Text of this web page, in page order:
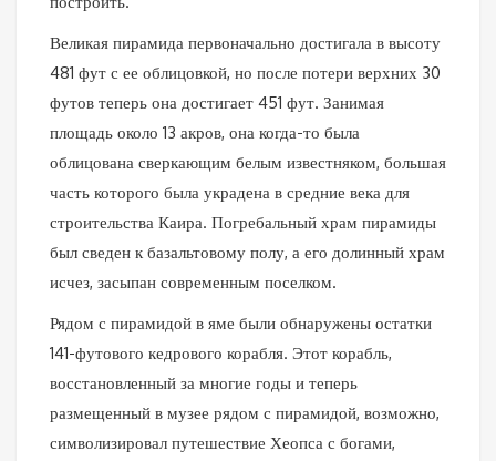
Великая пирамида первоначально достигала в высоту
481 фут с ее облицовкой, но после потери верхних 30
футов теперь она достигает 451 фут. Занимая
площадь около 13 акров, она когда-то была
облицована сверкающим белым известняком, большая
часть которого была украдена в средние века для
строительства Каира. Погребальный храм пирамиды
был сведен к базальтовому полу, а его долинный храм
исчез, засыпан современным поселком.
Рядом с пирамидой в яме были обнаружены остатки
141-футового кедрового корабля. Этот корабль,
восстановленный за многие годы и теперь
размещенный в музее рядом с пирамидой, возможно,
символизировал путешествие Хеопса с богами,